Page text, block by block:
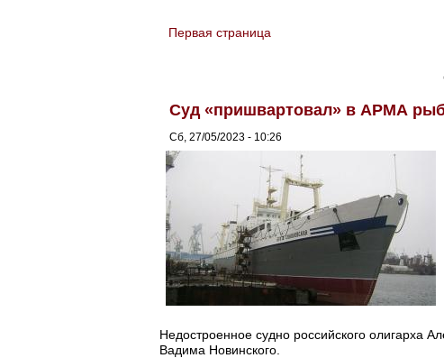
You are here
Первая страница
Суд «пришвартовал» в АРМА
Сб, 27/05/2023 - 10:26
Недостроенное судно российского олигарха
Вадима Новинского.